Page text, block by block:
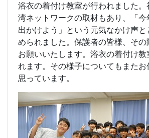
浴衣の着付け教室が行われました
湾ネットワークの取材もあり、「
出かけよう」という元気なかけ声
められました。保護者の皆様、その
お願いいたします。浴衣の着付け
れます。その様子についてもまたお
思っています。